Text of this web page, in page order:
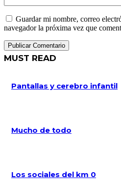
Guardar mi nombre, correo
navegador la próxima vez que
MUST READ
Pantallas y cerebro infantil
Mucho de todo
Los sociales del km 0